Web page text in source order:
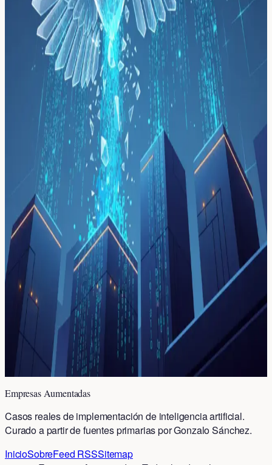
vulnerabilidades-software
casos
de implementación de IA relacionados con
vulnerabilidades-software.
Seguridad en desarrollo de IA: cómo
Astral protege sus herramientas
Python ante el 145% de aumento en
vulnerabilidades
Astral revela sus estrategias de seguridad open source
tras ser adquirida por OpenAI. Aprende las 5 técnicas
clave para proteger tu código IA.
Anthropic crea una IA de
ciberseguridad tan peligrosa que no la
libera al público
Anthropic desarrolló Claude Mythos, una IA de
ciberseguridad que encontró miles de vulnerabilidades
críticas en sistemas operativos principales.
Empresas Aumentadas
Casos reales de implementación de inteligencia artificial.
Curado a partir de fuentes primarias por Gonzalo Sánchez.
InicioSobreFeed RSSSitemap